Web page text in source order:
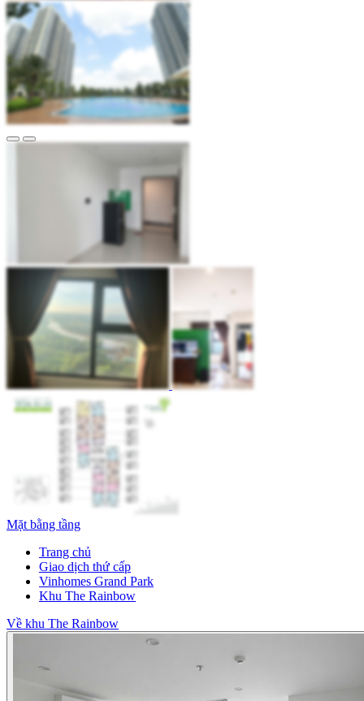
Mặt bằng tầng
Trang chủ
Giao dịch thứ cấp
Vinhomes Grand Park
Khu The Rainbow
Về khu The Rainbow